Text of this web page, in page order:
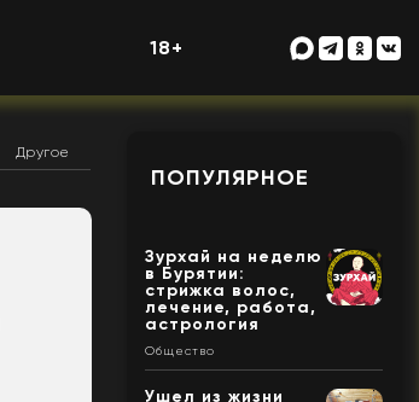
18+
Другое
ПОПУЛЯРНОЕ
Зурхай на неделю
в Бурятии:
стрижка волос,
лечение, работа,
астрология
Общество
Ушел из жизни